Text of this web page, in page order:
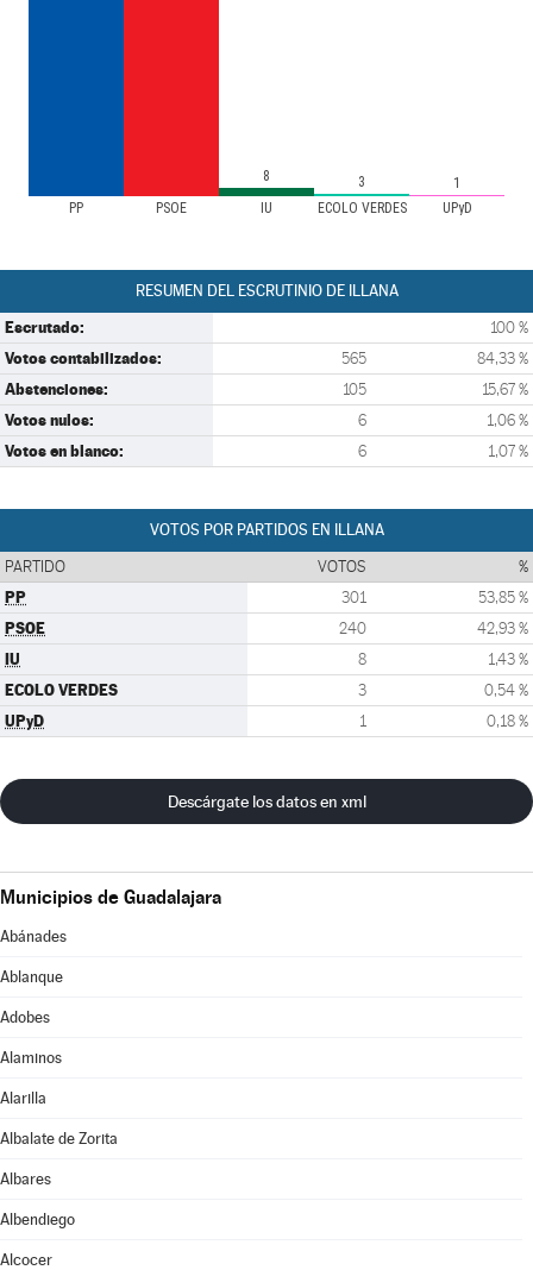
PP PSOE IU ECOLO VERDES UPyD
8 3 1
RESUMEN DEL ESCRUTINIO DE ILLANA
Escrutado: 100 %
Votos contabilizados: 565 84,33 %
Abstenciones: 105 15,67 %
Votos nulos: 6 1,06 %
Votos en blanco: 6 1,07 %
VOTOS POR PARTIDOS EN ILLANA
PARTIDO VOTOS %
PP 301 53,85 %
PSOE 240 42,93 %
IU 8 1,43 %
ECOLO VERDES 3 0,54 %
UPyD 1 0,18 %
Descárgate los datos en xml
Municipios de Guadalajara
Abánades
Ablanque
Adobes
Alaminos
Alarilla
Albalate de Zorita
Albares
Albendiego
Alcocer